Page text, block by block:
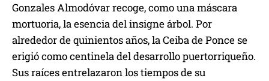
Gonzales Almodóvar recoge, como una máscara
mortuoria, la esencia del insigne árbol. Por
alrededor de quinientos años, la Ceiba de Ponce se
erigió como centinela del desarrollo puertorriqueño.
Sus raíces entrelazaron los tiempos de su